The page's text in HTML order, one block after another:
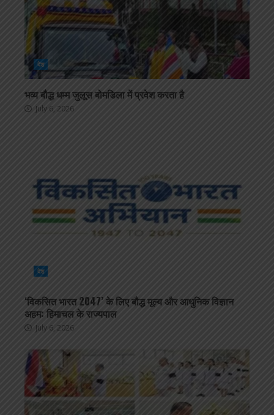
देश
भव्य बौद्ध धम्म जुलूस बोमडिला में प्रवेश करता है
July 6, 2026
देश
‘विकसित भारत 2047’ के लिए बौद्ध मूल्य और आधुनिक विज्ञान
अहम: हिमाचल के राज्यपाल
July 6, 2026